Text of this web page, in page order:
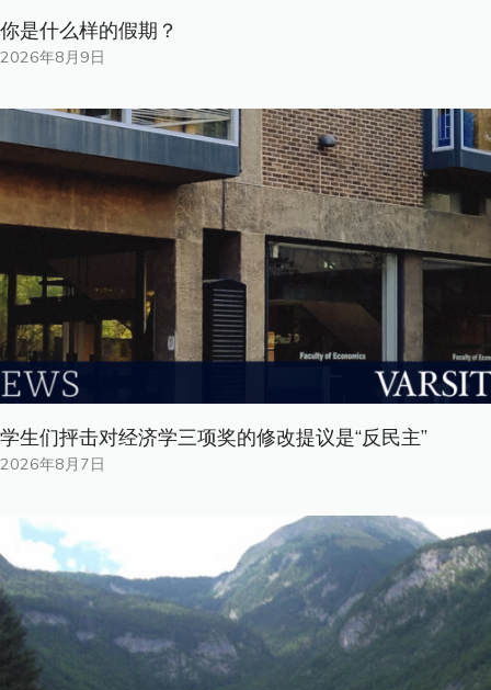
你是什​​么样的假期？
2026年8月9日
学生们抨击对经济学三项奖的修改提议是“反民主”
2026年8月7日